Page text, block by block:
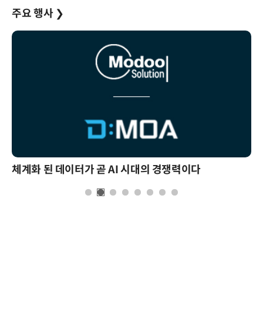
주요 행사 ❯
체계화 된 데이터가 곧 AI 시대의 경쟁력이다